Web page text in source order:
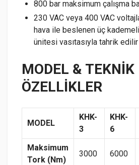
800 bar maksimum çalışma
230 VAC veya 400 VAC
hava ile beslenen üç
ünitesi vasıtasıyla tahrik edilir
MODEL & TEKNİK
ÖZELLİKLER
MODEL
KHK-
3
KHK-
6
Maksimum
Tork (Nm)
3000 6000